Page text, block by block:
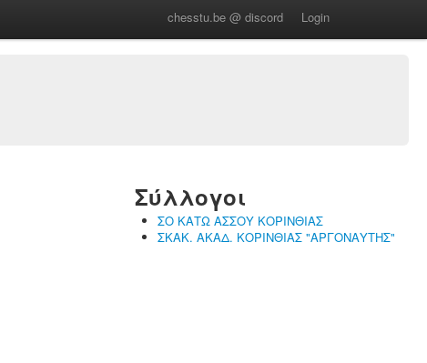
chesstu.be @ discord Login
Σύλλογοι
ΣΟ ΚΑΤΩ ΑΣΣΟΥ ΚΟΡΙΝΘΙΑΣ
ΣΚΑΚ. ΑΚΑΔ. ΚΟΡΙΝΘΙΑΣ "ΑΡΓΟΝΑΥΤΗΣ"